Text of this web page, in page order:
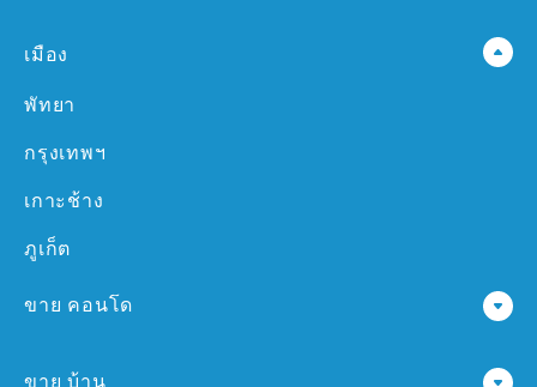
เมือง
พัทยา
กรุงเทพฯ
เกาะช้าง
ภูเก็ต
ขาย คอนโด
ขาย บ้าน